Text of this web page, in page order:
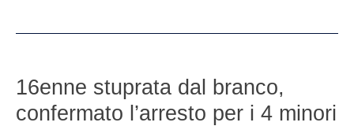
16enne stuprata dal branco,
confermato l’arresto per i 4 minori
stuprata
dal
branco,